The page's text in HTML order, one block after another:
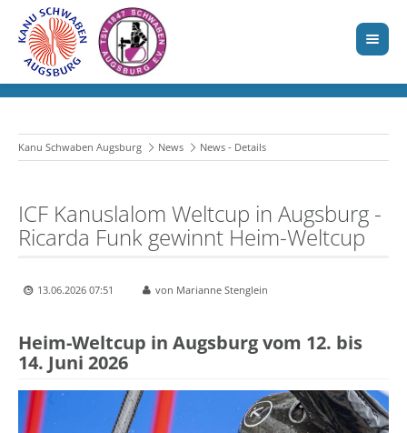
Kanu Schwaben Augsburg News News - Details
ICF Kanuslalom Weltcup in Augsburg -
Ricarda Funk gewinnt Heim-Weltcup
13.06.2026 07:51 von Marianne Stenglein
Heim-Weltcup in Augsburg vom 12. bis
14. Juni 2026